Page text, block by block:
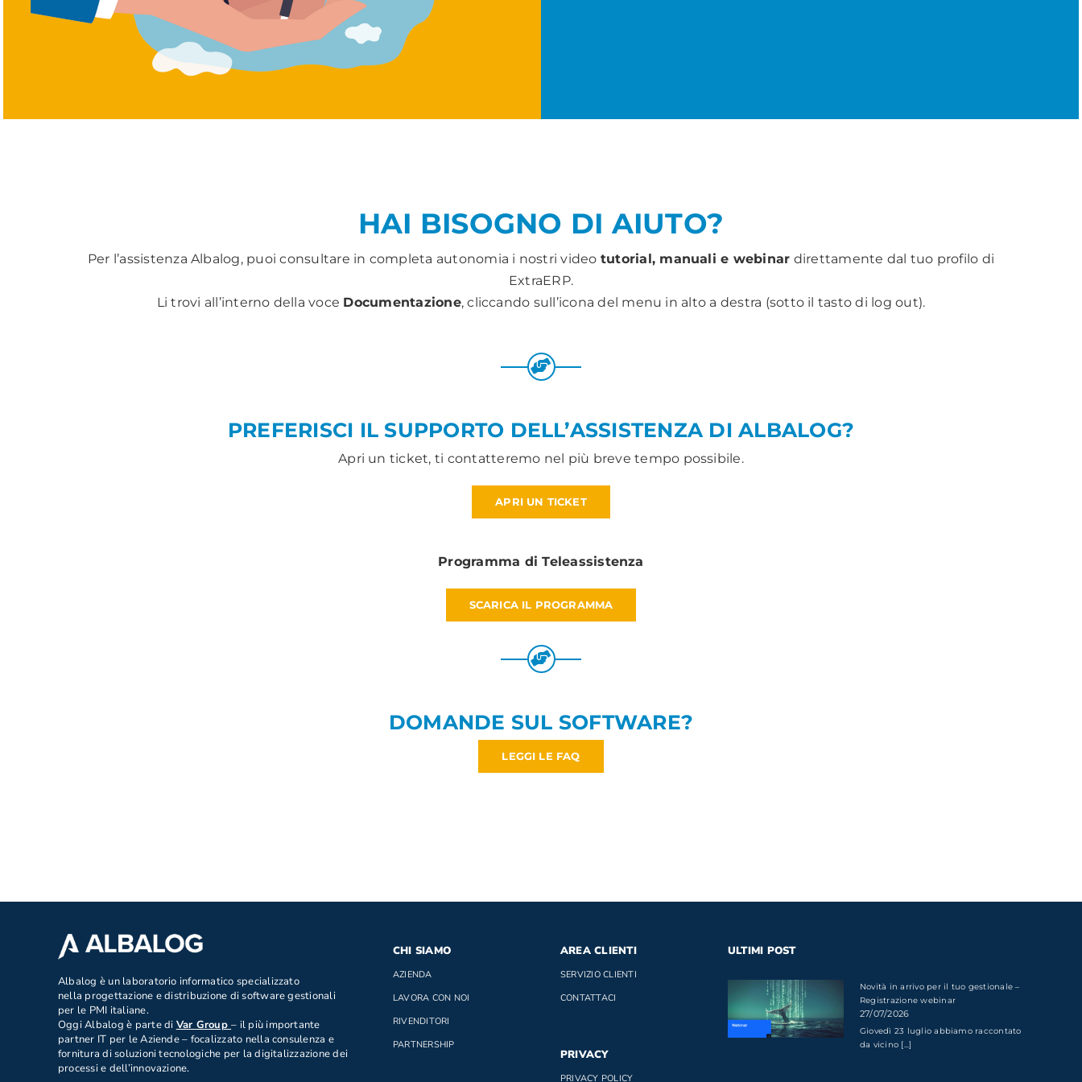
HAI BISOGNO DI AIUTO?
Per l’assistenza Albalog, puoi consultare in completa autonomia i nostri video tutorial, manuali e webinar direttamente dal tuo profilo di
ExtraERP.
Li trovi all’interno della voce Documentazione, cliccando sull’icona del menu in alto a destra (sotto il tasto di log out).
PREFERISCI IL SUPPORTO DELL’ASSISTENZA DI ALBALOG?
Apri un ticket, ti contatteremo nel più breve tempo possibile.
APRI UN TICKET
Programma di Teleassistenza
SCARICA IL PROGRAMMA
DOMANDE SUL SOFTWARE?
LEGGI LE FAQ
Albalog è un laboratorio informatico specializzato
nella progettazione e distribuzione di software gestionali
per le PMI italiane.
Oggi Albalog è parte di Var Group– il più importante
partner IT per le Aziende – focalizzato nella consulenza e
fornitura di soluzioni tecnologiche per la digitalizzazione dei
processi e dell’innovazione.
CHI SIAMO
AZIENDA
LAVORA CON NOI
RIVENDITORI
PARTNERSHIP
AREA CLIENTI
SERVIZIO CLIENTI
CONTATTACI
PRIVACY
PRIVACY POLICY
ULTIMI POST
Novità in arrivo per il tuo gestionale –
Registrazione webinar
27/07/2026
Giovedì 23 luglio abbiamo raccontato
da vicino [...]